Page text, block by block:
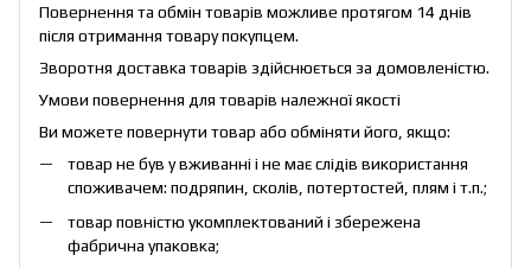
Повернення та обмін товарів можливе протягом 14 днів
після отримання товару покупцем.
Зворотня доставка товарів здійснюється за домовленістю.
Умови повернення для товарів належної якості
Ви можете повернути товар або обміняти його, якщо:
товар не був у вживанні і не має слідів використання
споживачем: подряпин, сколів, потертостей, плям і т.п.;
товар повністю укомплектований і збережена
фабрична упаковка;